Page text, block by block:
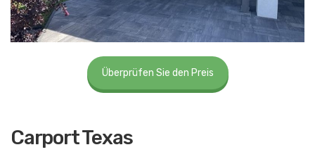
Überprüfen Sie den Preis
Carport Texas